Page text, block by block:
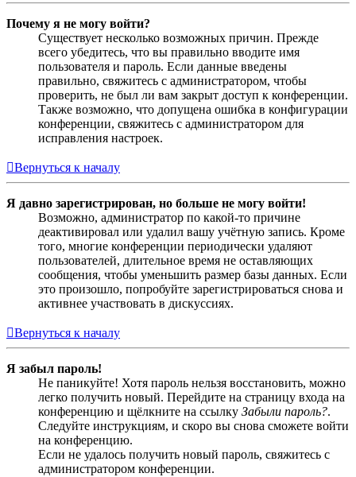
Почему я не могу войти?
Существует несколько возможных причин. Прежде
всего убедитесь, что вы правильно вводите имя
пользователя и пароль. Если данные введены
правильно, свяжитесь с администратором, чтобы
проверить, не был ли вам закрыт доступ к конференции.
Также возможно, что допущена ошибка в конфигурации
конференции, свяжитесь с администратором для
исправления настроек.
Вернуться к началу
Я давно зарегистрирован, но больше не могу войти!
Возможно, администратор по какой-то причине
деактивировал или удалил вашу учётную запись. Кроме
того, многие конференции периодически удаляют
пользователей, длительное время не оставляющих
сообщения, чтобы уменьшить размер базы данных. Если
это произошло, попробуйте зарегистрироваться снова и
активнее участвовать в дискуссиях.
Вернуться к началу
Я забыл пароль!
Не паникуйте! Хотя пароль нельзя восстановить, можно
легко получить новый. Перейдите на страницу входа на
конференцию и щёлкните на ссылку Забыли пароль?.
Следуйте инструкциям, и скоро вы снова сможете войти
на конференцию.
Если не удалось получить новый пароль, свяжитесь с
администратором конференции.